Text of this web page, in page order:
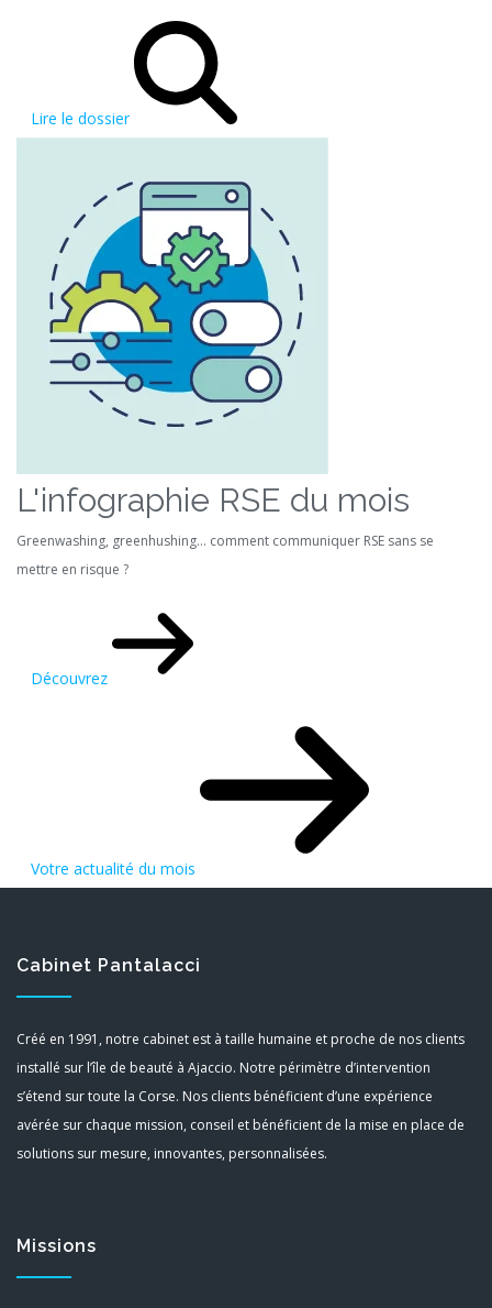
Lire le dossier
L'infographie RSE du mois
Greenwashing, greenhushing… comment communiquer RSE sans se
mettre en risque ?
Découvrez
Votre actualité du mois
Cabinet Pantalacci
Créé en 1991, notre cabinet est à taille humaine et proche de nos clients
installé sur l’île de beauté à Ajaccio. Notre périmètre d’intervention
s’étend sur toute la Corse. Nos clients bénéficient d’une expérience
avérée sur chaque mission, conseil et bénéficient de la mise en place de
solutions sur mesure, innovantes, personnalisées.
Missions